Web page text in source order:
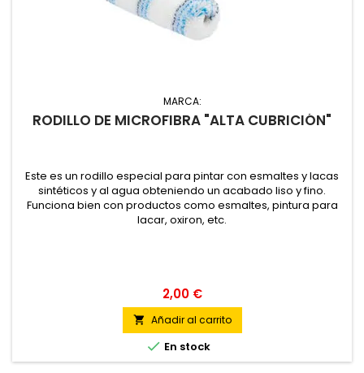
MARCA:
RODILLO DE MICROFIBRA "ALTA CUBRICIÓN"
Este es un rodillo especial para pintar con esmaltes y lacas
sintéticos y al agua obteniendo un acabado liso y fino.
Funciona bien con productos como esmaltes, pintura para
lacar, oxiron, etc.
2,00 €
 Añadir al carrito
 En stock